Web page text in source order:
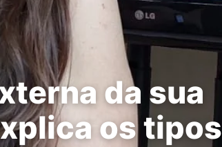
da sua
os tipos